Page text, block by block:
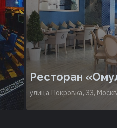
Ресторан
улица Покровка, 33,